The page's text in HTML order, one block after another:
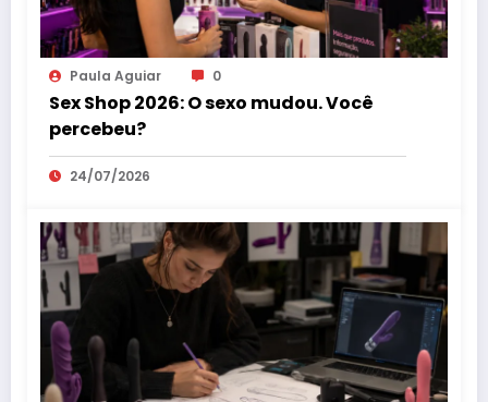
Paula Aguiar 0
Sex Shop 2026: O sexo mudou. Você
percebeu?
24/07/2026